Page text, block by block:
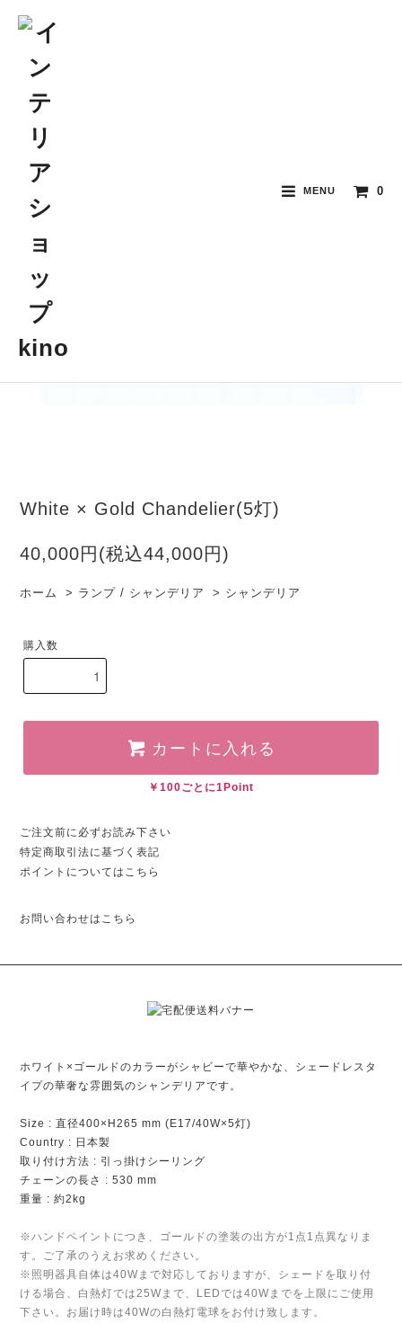
MENU 0
White × Gold Chandelier(5灯)
40,000円(税込44,000円)
ホーム > ランプ / シャンデリア > シャンデリア
購入数
カートに入れる
￥100ごとに1Point
ご注文前に必ずお読み下さい
特定商取引法に基づく表記
ポイントについてはこちら
お問い合わせはこちら
ホワイト×ゴールドのカラーがシャビーで華やかな、シェードレスタ
イプの華奢な雰囲気のシャンデリアです。
Size : 直径400×H265 mm (E17/40W×5灯)
Country : 日本製
取り付け方法 : 引っ掛けシーリング
チェーンの長さ : 530 mm
重量 : 約2kg
※ハンドペイントにつき、ゴールドの塗装の出方が1点1点異なりま
す。ご了承のうえお求めください。
※照明器具自体は40Wまで対応しておりますが、シェードを取り付
ける場合、白熱灯では25Wまで、LEDでは40Wまでを上限にご使用
下さい。お届け時は40Wの白熱灯電球をお付け致します。